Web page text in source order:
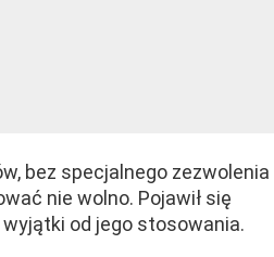
bez specjalnego zezwolenia
nie wolno. Pojawił się
od jego stosowania.